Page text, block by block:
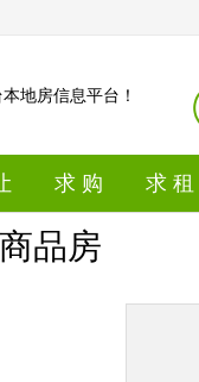
地房信息平台！
求 购 求 租
品房